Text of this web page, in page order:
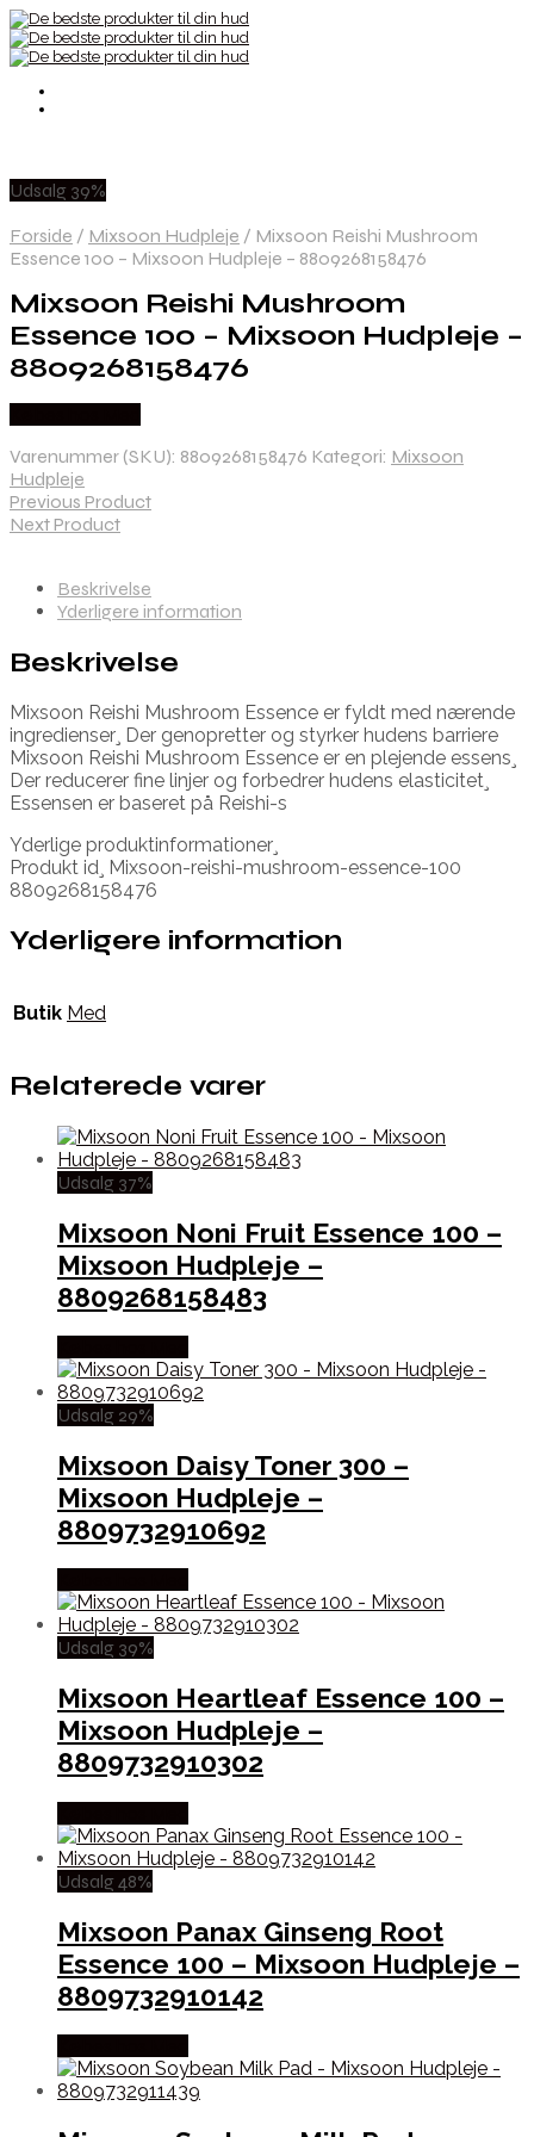
Udsalg 39%
Forside / Mixsoon Hudpleje / Mixsoon Reishi Mushroom
Essence 100 – Mixsoon Hudpleje – 8809268158476
Mixsoon Reishi Mushroom
Essence 100 – Mixsoon Hudpleje –
8809268158476
Varenummer (SKU): 8809268158476 Kategori: Mixsoon
Hudpleje
Previous Product
Next Product
Beskrivelse
Yderligere information
Beskrivelse
Mixsoon Reishi Mushroom Essence er fyldt med nærende
ingredienser¸ Der genopretter og styrker hudens barriere
Mixsoon Reishi Mushroom Essence er en plejende essens¸
Der reducerer fine linjer og forbedrer hudens elasticitet¸
Essensen er baseret på Reishi-s
Yderlige produktinformationer¸
Produkt id¸ Mixsoon-reishi-mushroom-essence-100
8809268158476
Yderligere information
Butik Med
Relaterede varer
Udsalg 37%
Mixsoon Noni Fruit Essence 100 –
Mixsoon Hudpleje –
8809268158483
Udsalg 29%
Mixsoon Daisy Toner 300 –
Mixsoon Hudpleje –
8809732910692
Udsalg 39%
Mixsoon Heartleaf Essence 100 –
Mixsoon Hudpleje –
8809732910302
Udsalg 48%
Mixsoon Panax Ginseng Root
Essence 100 – Mixsoon Hudpleje –
8809732910142